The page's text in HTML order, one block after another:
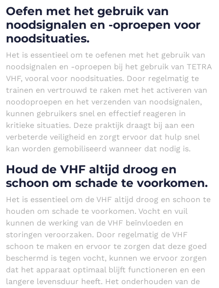
Oefen met het gebruik van
noodsignalen en -oproepen voor
noodsituaties.
Het is essentieel om te oefenen met het gebruik van
noodsignalen en -oproepen bij het gebruik van TETRA
VHF, vooral voor noodsituaties. Door regelmatig te
trainen en vertrouwd te raken met het activeren van
noodoproepen en het verzenden van noodsignalen,
kunnen gebruikers snel en effectief reageren in
kritieke situaties. Deze praktijk draagt bij aan een
verbeterde veiligheid en zorgt ervoor dat hulp snel
kan worden gemobiliseerd wanneer dat nodig is.
Houd de VHF altijd droog en
schoon om schade te voorkomen.
Het is essentieel om de VHF altijd droog en schoon te
houden om schade te voorkomen. Vocht en vuil
kunnen de werking van de VHF beïnvloeden en
storingen veroorzaken. Door regelmatig de VHF
schoon te maken en ervoor te zorgen dat deze goed
beschermd is tegen vocht, kunnen we ervoor zorgen
dat het apparaat optimaal blijft functioneren en een
langere levensduur heeft. Het onderhouden van de